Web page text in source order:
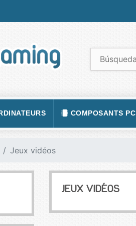
ORDINATEURS PORTABLES
COMPOSANTS PC
CARTE GRAPHIQUE
Jeux vidéos
JEUX VIDÉOS